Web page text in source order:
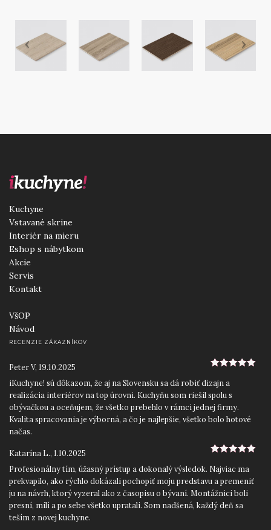
Kuchyne
Vstavané skrine
Interiér na mieru
Eshop s nábytkom
Akcie
Servis
Kontakt
VšOP
Návod
RECENZIE ZÁKAZNÍKOV
Peter V, 19.10.2025
iKuchyne! sú dôkazom, že aj na Slovensku sa dá robiť dizajn a
realizácia interiérov na top úrovni. Kuchyňu som riešil spolu s
obývačkou a oceňujem, že všetko prebehlo v rámci jednej firmy.
Kvalita spracovania je výborná, a čo je najlepšie, všetko bolo hotové
načas.
Katarína L., 1.10.2025
Profesionálny tím, úžasný prístup a dokonalý výsledok. Najviac ma
prekvapilo, ako rýchlo dokázali pochopiť moju predstavu a premeniť
ju na návrh, ktorý vyzeral ako z časopisu o bývaní. Montážnici boli
presní, milí a po sebe všetko upratali. Som nadšená, každý deň sa
teším z novej kuchyne.